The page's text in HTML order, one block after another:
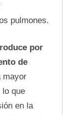
pulmones.
por
de
mayor
lo que
en la